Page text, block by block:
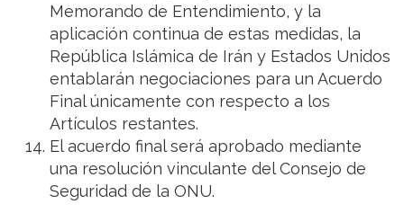
Memorando de Entendimiento, y la
aplicación continua de estas medidas, la
República Islámica de Irán y Estados Unidos
entablarán negociaciones para un Acuerdo
Final únicamente con respecto a los
Artículos restantes.
El acuerdo final será aprobado mediante
una resolución vinculante del Consejo de
Seguridad de la ONU.